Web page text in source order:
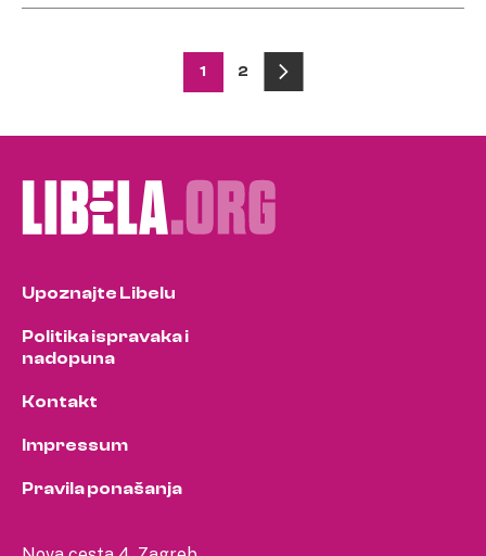
pagination
1 2
Upoznajte Libelu
Politika ispravaka i
nadopuna
Kontakt
Impressum
Pravila ponašanja